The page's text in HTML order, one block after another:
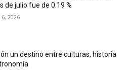
de julio fue de 0.19 %
2026
un destino entre culturas, historia